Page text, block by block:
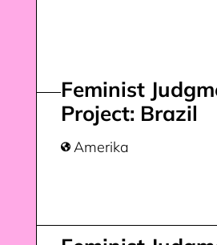
Feminist
Project: Brazil
 Amerika